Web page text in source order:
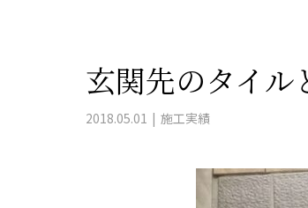
玄関先のタイル
2018.05.01 施工実績